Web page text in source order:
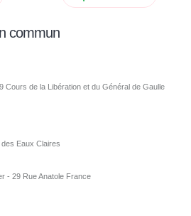
commun
Cours de la Libération et du Général de Gaulle
Eaux Claires
- 29 Rue Anatole France